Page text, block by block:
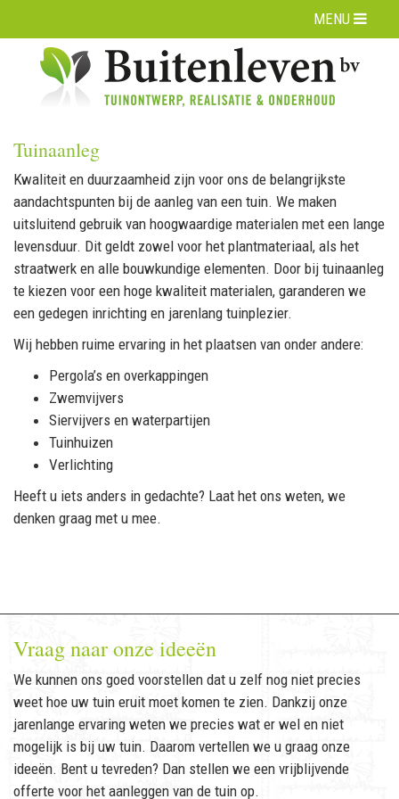
MENU
Tuinaanleg
Kwaliteit en duurzaamheid zijn voor ons de belangrijkste
aandachtspunten bij de aanleg van een tuin. We maken
uitsluitend gebruik van hoogwaardige materialen met een lange
levensduur. Dit geldt zowel voor het plantmateriaal, als het
straatwerk en alle bouwkundige elementen. Door bij tuinaanleg
te kiezen voor een hoge kwaliteit materialen, garanderen we
een gedegen inrichting en jarenlang tuinplezier.
Wij hebben ruime ervaring in het plaatsen van onder andere:
Pergola’s en overkappingen
Zwemvijvers
Siervijvers en waterpartijen
Tuinhuizen
Verlichting
Heeft u iets anders in gedachte? Laat het ons weten, we
denken graag met u mee.
Vraag naar onze ideeën
We kunnen ons goed voorstellen dat u zelf nog niet precies
weet hoe uw tuin eruit moet komen te zien. Dankzij onze
jarenlange ervaring weten we precies wat er wel en niet
mogelijk is bij uw tuin. Daarom vertellen we u graag onze
ideeën. Bent u tevreden? Dan stellen we een vrijblijvende
offerte voor het aanleggen van de tuin op.